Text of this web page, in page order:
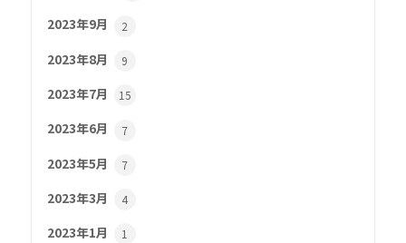
2023年9月 2
2023年8月 9
2023年7月 15
2023年6月 7
2023年5月 7
2023年3月 4
2023年1月 1